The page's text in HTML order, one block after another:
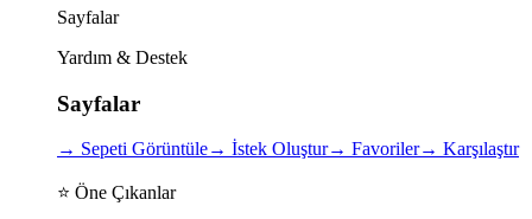
Sayfalar
Yardım & Destek
Sayfalar
→ Sepeti Görüntüle→ İstek Oluştur→ Favoriler→ Karşılaştır
⭐ Öne Çıkanlar